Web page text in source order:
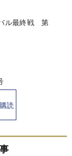
ル最終戦 第
読